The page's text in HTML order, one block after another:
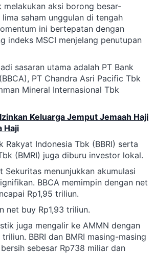
melakukan aksi borong besar-
saham unggulan di tengah
ini bertepatan dengan
indeks MSCI menjelang penutupan
sasaran utama adalah PT Bank
PT Chandra Asri Pacific Tbk
Mineral Internasional Tbk
Keluarga Jemput Jemaah Haji
Haji
Rakyat Indonesia Tbk (BBRI) serta
(BMRI) juga diburu investor lokal.
Sekuritas menunjukkan akumulasi
BBCA memimpin dengan net
Rp1,95 triliun.
net buy Rp1,93 triliun.
juga mengalir ke AMMN dengan
triliun. BBRI dan BMRI masing-masing
sebesar Rp738 miliar dan